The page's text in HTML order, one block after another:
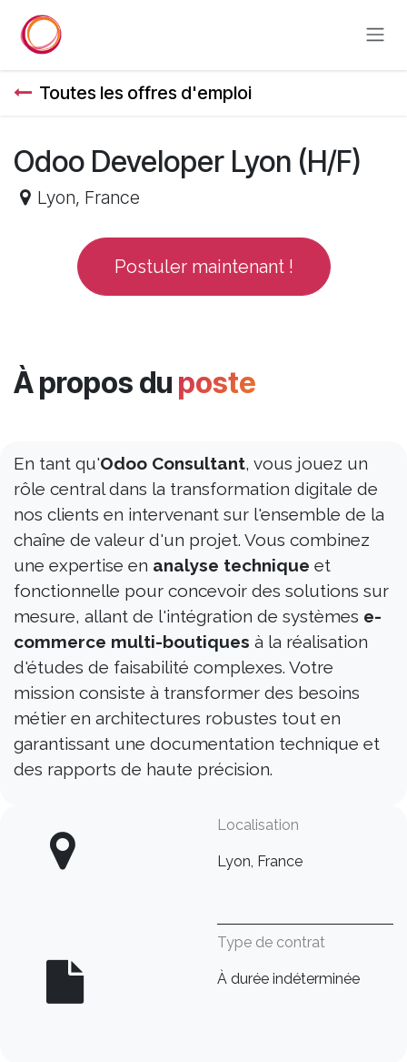
Toutes les offres d'emploi
Odoo Developer Lyon (H/F)
Lyon, France
Postuler maintenant !
À propos du poste
Localisation
Lyon, France
Type de contrat
À durée indéterminée
En tant qu'Odoo Consultant, vous jouez un
rôle central dans la transformation digitale de
nos clients en intervenant sur l'ensemble de la
chaîne de valeur d'un projet. Vous combinez
une expertise en analyse technique et
fonctionnelle pour concevoir des solutions sur
mesure, allant de l'intégration de systèmes e-
commerce multi-boutiques à la réalisation
d'études de faisabilité complexes. Votre
mission consiste à transformer des besoins
métier en architectures robustes tout en
garantissant une documentation technique et
des rapports de haute précision.